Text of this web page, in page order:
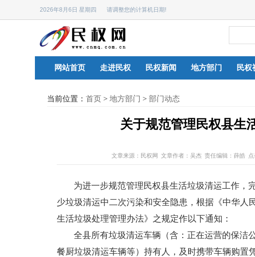
2026年8月6日 星期四 请调整您的计算机日期!
网站首页 走进民权 民权新闻 地方部门 民权
当前位置： 首页 > 地方部门 > 部门动态
关于规范管理民权县生
文章来源：民权网 文章作者：吴杰 责任编辑：薛皓 点
为进一步规范管理民权县生活垃圾清运工作，
少垃圾清运中二次污染和安全隐患，根据《中华人
生活垃圾处理管理办法》之规定作以下通知：
全县所有垃圾清运车辆（含：正在运营的保洁公
餐厨垃圾清运车辆等）持有人，及时携带车辆购置